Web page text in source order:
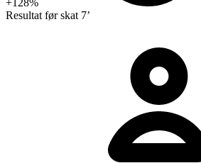
+128%
Resultat før skat 7’